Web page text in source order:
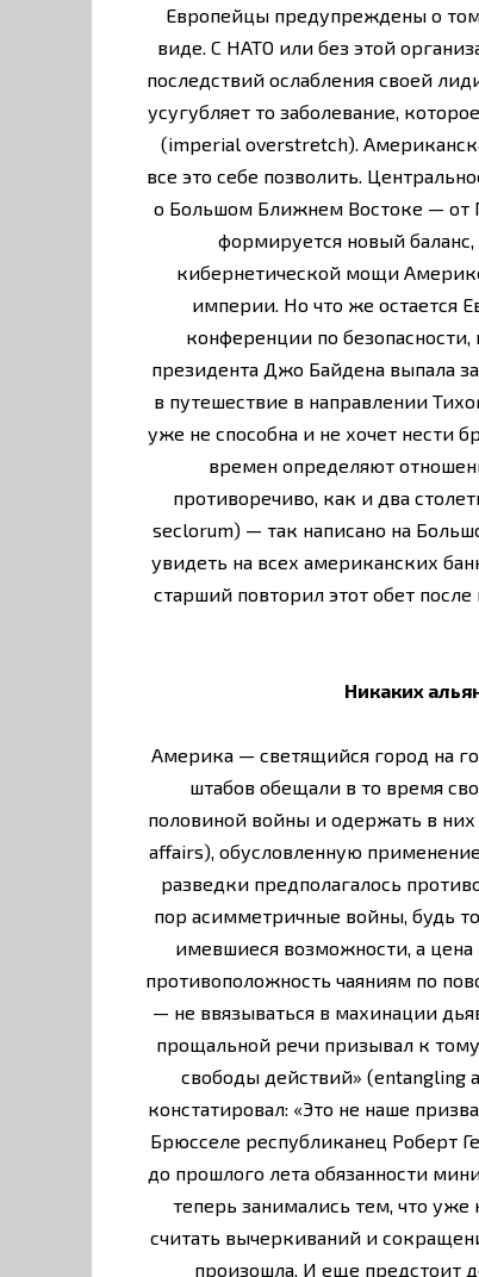
Европейцы предупреждены о
виде. С НАТО или без этой
последствий ослабления своей
усугубляет то заболевание,
(imperial overstretch).
все это себе позволить.
о Большом Ближнем Востоке — от
формируется новый
кибернетической мощи
империи. Но что же остается
конференции по
президента Джо Байдена выпала
в путешествие в направлении
уже не способна и не хочет нести
времен определяют
противоречиво, как и два
seclorum) — так написано на
увидеть на всех американских
старший повторил этот обет
Никаких
Америка — светящийся город на
штабов обещали в то время
половиной войны и одержать в
affairs), обусловленную
разведки предполагалось
пор асимметричные войны, будь
имевшиеся возможности, а
противоположность чаяниям по
— не ввязываться в махинации
прощальной речи призывал к
свободы действий» (entangling
констатировал: «Это не наше
Брюсселе республиканец Роберт
до прошлого лета обязанности
теперь занимались тем, что
считать вычеркиваний и
произошла. И еще предстоит